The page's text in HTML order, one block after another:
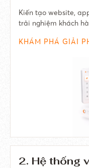
Kiến tạo website,
trải nghiệm khách
KHÁM PHÁ GIẢI
2. Hệ thống